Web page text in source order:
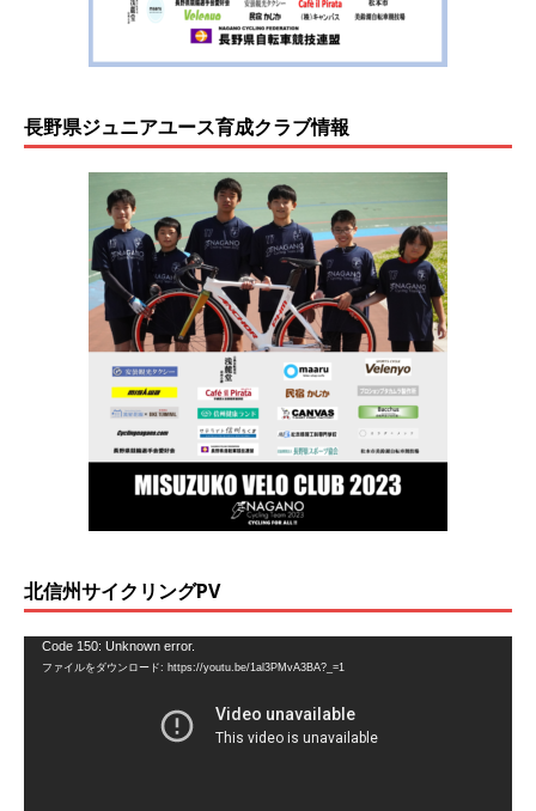
長野県ジュニアユース育成クラブ情報
北信州サイクリングPV
Code 150: Unknown error.
ファイルをダウンロード: https://youtu.be/1al3PMvA3BA?_=1